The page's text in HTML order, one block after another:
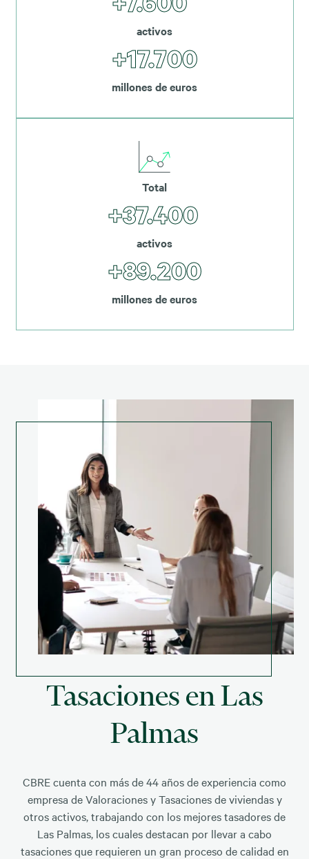
activos
+17.700
millones de euros
Total
+37.400
activos
+89.200
millones de euros
Tasaciones en Las
Palmas
CBRE cuenta con más de 44 años de experiencia como
empresa de Valoraciones y Tasaciones de viviendas y
otros activos, trabajando con los mejores tasadores de
Las Palmas, los cuales destacan por llevar a cabo
tasaciones que requieren un gran proceso de calidad en